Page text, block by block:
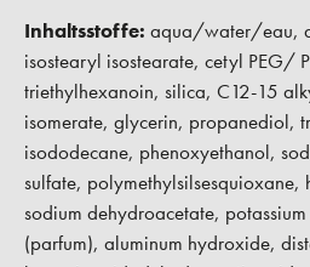
Inhaltsstoffe: aqua/water/eau,
isostearyl isostearate, cetyl PEG/
triethylhexanoin, silica, C12-15
isomerate, glycerin, propanediol,
isododecane, phenoxyethanol,
sulfate, polymethylsilsesquioxane,
sodium dehydroacetate,
(parfum), aluminum hydroxide,